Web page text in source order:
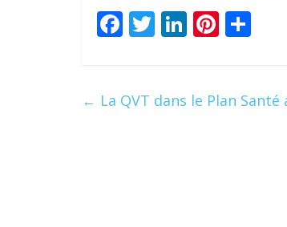
F
b
T
er
Li
e
Pi
e g
← La QVT dans le Plan